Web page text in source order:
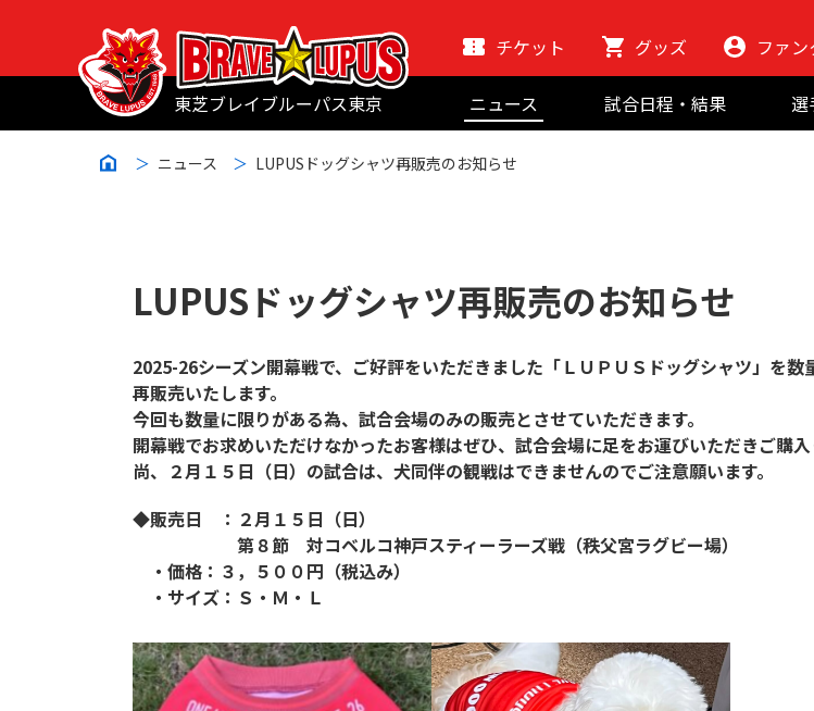
東芝ブレイブルーパス東京
チケット グッズ ファ
ニュース
試合日程・結果
選
ニュース LUPUSドッグシャツ再販売のお知らせ
LUPUSドッグシャツ再販売のお知らせ
2025-26シーズン開幕戦で、ご好評をいただきました「ＬＵＰＵＳドッグシャツ」を数
再販売いたします。
今回も数量に限りがある為、試合会場のみの販売とさせていただきます。
開幕戦でお求めいただけなかったお客様はぜひ、試合会場に足をお運びいただきご購入
尚、２月１５日（日）の試合は、犬同伴の観戦はできませんのでご注意願います。
◆販売日 ：２月１５日（日）
第８節 対コベルコ神戸スティーラーズ戦（秩父宮ラグビー場）
・価格：３，５００円（税込み）
・サイズ：Ｓ・Ｍ・Ｌ